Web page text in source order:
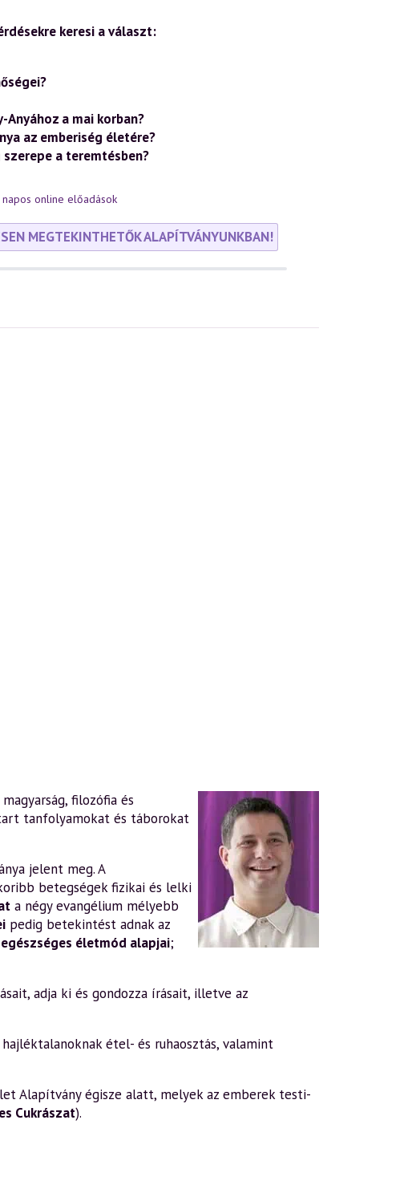
keresi a választ:
Anyához a mai korban?
az emberiség életére?
a teremtésben?
napos online előadások
MEGTEKINTHETŐK ALAPÍTVÁNYUNKBAN!
filozófia és
tanfolyamokat és táborokat
jelent meg. A
betegségek fizikai és lelki
a négy evangélium mélyebb
pedig betekintést adnak az
életmód alapjai;
adja ki és gondozza írásait, illetve az
étel- és ruhaosztás, valamint
Alapítvány égisze alatt, melyek az emberek testi-
Cukrászat).